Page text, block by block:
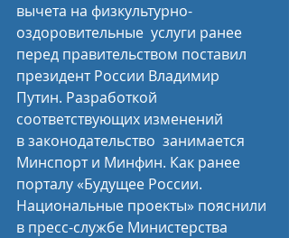
вычета на физкультурно-
оздоровительные  услуги ранее
перед правительством поставил
президент России Владимир
Путин. Разработкой
соответствующих изменений
в законодательство  занимается
Минспорт и Минфин. Как ранее
порталу «Будущее России.
Национальные проекты» пояснили
в пресс-службе Министерства